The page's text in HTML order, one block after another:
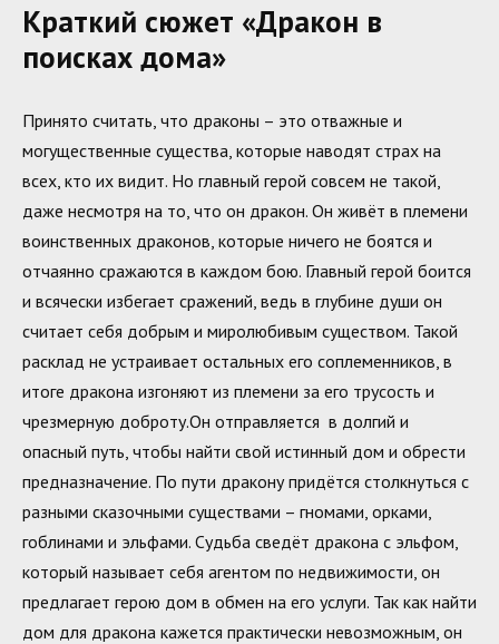
Краткий сюжет «Дракон в
поисках дома»
Принято считать, что драконы – это отважные и
могущественные существа, которые наводят страх на
всех, кто их видит. Но главный герой совсем не такой,
даже несмотря на то, что он дракон. Он живёт в племени
воинственных драконов, которые ничего не боятся и
отчаянно сражаются в каждом бою. Главный герой боится
и всячески избегает сражений, ведь в глубине души он
считает себя добрым и миролюбивым существом. Такой
расклад не устраивает остальных его соплеменников, в
итоге дракона изгоняют из племени за его трусость и
чрезмерную доброту.Он отправляется в долгий и
опасный путь, чтобы найти свой истинный дом и обрести
предназначение. По пути дракону придётся столкнуться с
разными сказочными существами – гномами, орками,
гоблинами и эльфами. Судьба сведёт дракона с эльфом,
который называет себя агентом по недвижимости, он
предлагает герою дом в обмен на его услуги. Так как найти
дом для дракона кажется практически невозможным, он